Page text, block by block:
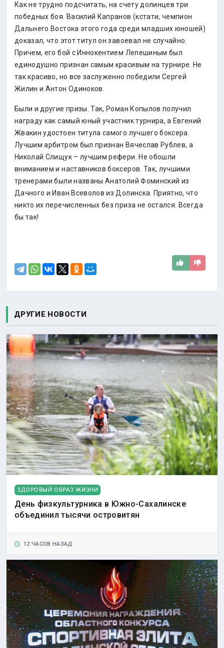
Как не трудно подсчитать, на счету долинцев три
победных боя. Василий Капранов (кстати, чемпион
Дальнего Востока этого года среди младших юношей)
доказал, что этот титул он завоевал не случайно.
Причем, его бой с Иннокентием Лепешиным был
единодушно признан самым красивым на турнире. Не
так красиво, но все заслуженно победили Сергей
Жилин и Антон Одиноков.
Были и другие призы. Так, Роман Копылов получил
награду как самый юный участник турнира, а Евгений
Жвакин удостоен титула самого лучшего боксера.
Лучшим арбитром был признан Вячеслав Рублев, а
Николай Слищук – лучшим рефери. Не обошли
вниманием и наставников боксеров. Так, лучшими
тренерами были названы Анатолий Фоминский из
Дачного и Иван Всеволов из Долинска. Приятно, что
никто их перечисленных без приза не остался. Всегда
бы так!
ДРУГИЕ НОВОСТИ
ЗДОРОВЫЙ ОБРАЗ ЖИЗНИ
День физкультурника в Южно-Сахалинске
объединил тысячи островитян
12 ЧАСОВ НАЗАД